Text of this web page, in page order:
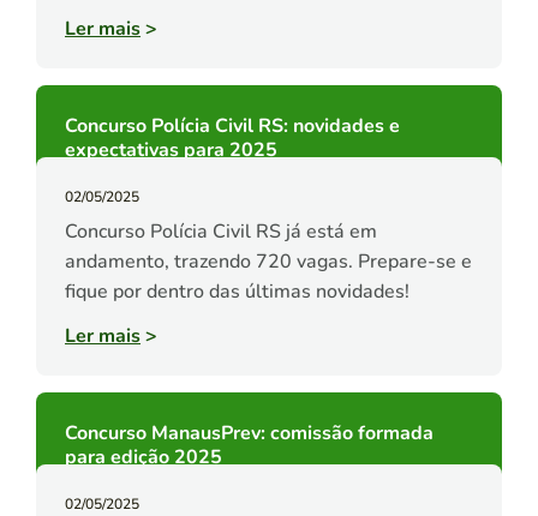
Ler mais>
Concurso Polícia Civil RS: novidades e
expectativas para 2025
02/05/2025
Concurso Polícia Civil RS já está em
andamento, trazendo 720 vagas. Prepare-se e
fique por dentro das últimas novidades!
Ler mais>
Concurso ManausPrev: comissão formada
para edição 2025
02/05/2025